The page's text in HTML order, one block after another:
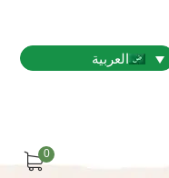
العربية
0